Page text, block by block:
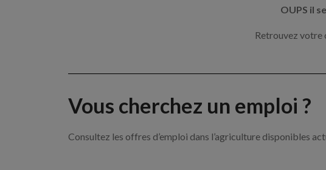
OUPS il
Retrouvez votre
Vous cherchez un emploi ?
Consultez les offres d’emploi dans l’agriculture disponibles